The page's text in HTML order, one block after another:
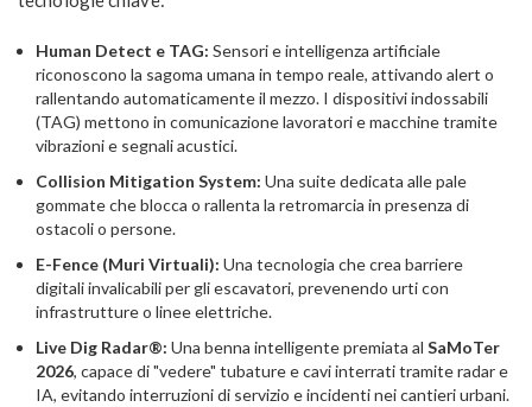
Human Detect e TAG: Sensori e intelligenza artificiale
riconoscono la sagoma umana in tempo reale, attivando alert o
rallentando automaticamente il mezzo. I dispositivi indossabili
(TAG) mettono in comunicazione lavoratori e macchine tramite
vibrazioni e segnali acustici.
Collision Mitigation System: Una suite dedicata alle pale
gommate che blocca o rallenta la retromarcia in presenza di
ostacoli o persone.
E-Fence (Muri Virtuali): Una tecnologia che crea barriere
digitali invalicabili per gli escavatori, prevenendo urti con
infrastrutture o linee elettriche.
Live Dig Radar®: Una benna intelligente premiata al SaMoTer
2026, capace di "vedere" tubature e cavi interrati tramite radar e
IA, evitando interruzioni di servizio e incidenti nei cantieri urbani.